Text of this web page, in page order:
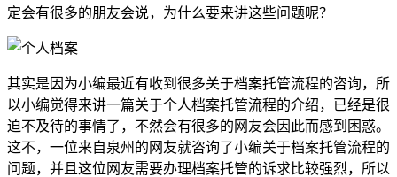
定会有很多的朋友会说，为什么要来讲这些问题呢？
其实是因为小编最近有收到很多关于档案托管流程的咨询，所
以小编觉得来讲一篇关于个人档案托管流程的介绍，已经是很
迫不及待的事情了，不然会有很多的网友会因此而感到困惑。
这不，一位来自泉州的网友就咨询了小编关于档案托管流程的
问题，并且这位网友需要办理档案托管的诉求比较强烈，所以